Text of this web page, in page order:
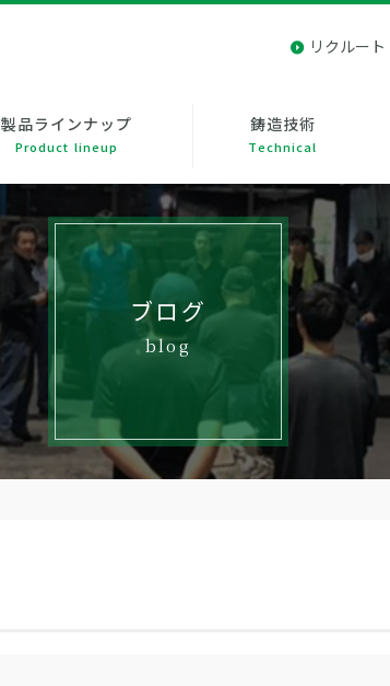
リクルート
製品ラインナップ
Product lineup
鋳造技術
Technical
ブログ
blog